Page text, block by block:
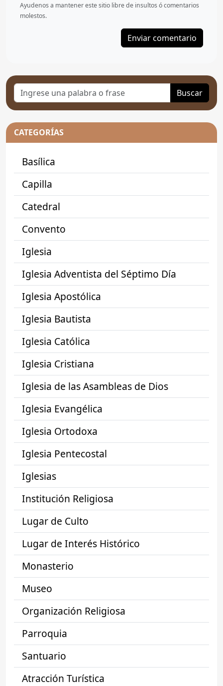
Ayudenos a mantener este sitio libre de insultos ó comentarios
molestos.
Buscar
CATEGORÍAS
Basílica
Capilla
Catedral
Convento
Iglesia
Iglesia Adventista del Séptimo Día
Iglesia Apostólica
Iglesia Bautista
Iglesia Católica
Iglesia Cristiana
Iglesia de las Asambleas de Dios
Iglesia Evangélica
Iglesia Ortodoxa
Iglesia Pentecostal
Iglesias
Institución Religiosa
Lugar de Culto
Lugar de Interés Histórico
Monasterio
Museo
Organización Religiosa
Parroquia
Santuario
Atracción Turística